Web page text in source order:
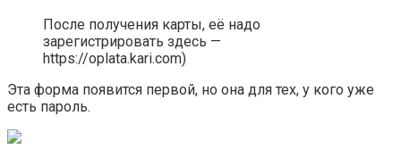
После получения карты, её надо
зарегистрировать здесь —
https://oplata.kari.com)
Эта форма появится первой, но она для тех, у кого уже
есть пароль.